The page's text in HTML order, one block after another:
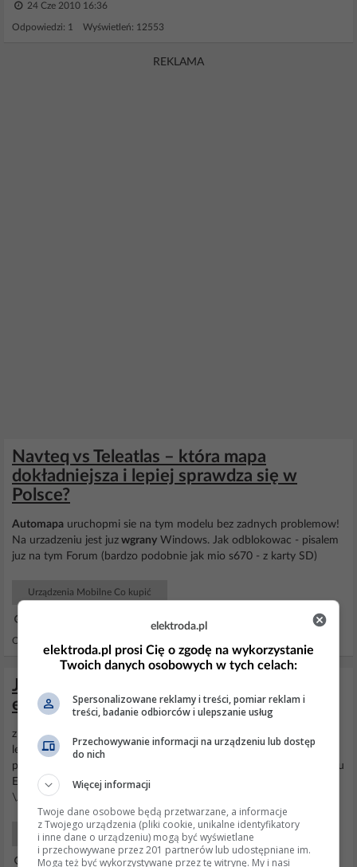
24 Cze 2010 16:36
Odpowiedzi: 1 Wyświetleń: 12553
REKLAMA
Navteq vs Teleatlas – która mapa
dokładniejsza i lepiej sprawdza się w
Polsce?
Automapa uruchopmi sie na tym modelu bez zadnych problemow!
Na urzadzeniu jest juz wgrany Windows. Jak odblokowac - pisalem
juz na tym Forum (bardzo podobnie jak mio s670 - z karty SD)
Urządzenia Mobilne Co kupić
Odpowiedzi: 22 Wyświetleń: 25080
Jak uruchomić system Windows na
easyDriver Navi 007?
zrobiłem to prościej wszedłem do systemu jak w opisie klikając w
lewym rogu potem My Devicc -
Windows
i usbfnswitch potem
połączyłem sie przez ActiveSynk
AutoMapę potem w pliku
ENGINE.INI zmieniłem dostęp do pliku EXE AutoMapay
\AutoMapa\AutoMapa EU.exe
Urządzenia Mobilne
29 Sie 2008 11:49
elektroda.pl
elektroda.pl prosi Cię o zgodę na wykorzystanie
Twoich danych osobowych w tych celach:
Spersonalizowane reklamy i treści, pomiar reklam i
treści, badanie odbiorców i ulepszanie usług
Przechowywanie informacji na urządzeniu lub dostęp
do nich
Więcej informacji
Twoje dane osobowe będą przetwarzane, a informacje
z Twojego urządzenia (pliki cookie, unikalne identyfikatory
i inne dane o urządzeniu) mogą być wyświetlane
i przechowywane przez 201 partnerów lub udostępniane im.
Mogą też być wykorzystywane przez tę witrynę. My i nasi